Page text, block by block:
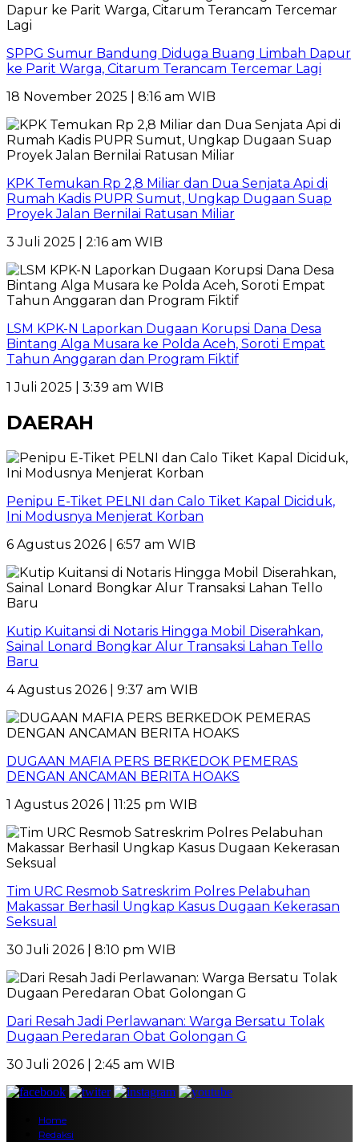
SPPG Sumur Bandung Diduga Buang Limbah Dapur
ke Parit Warga, Citarum Terancam Tercemar Lagi
18 November 2025 | 8:16 am WIB
KPK Temukan Rp 2,8 Miliar dan Dua Senjata Api di
Rumah Kadis PUPR Sumut, Ungkap Dugaan Suap
Proyek Jalan Bernilai Ratusan Miliar
3 Juli 2025 | 2:16 am WIB
LSM KPK-N Laporkan Dugaan Korupsi Dana Desa
Bintang Alga Musara ke Polda Aceh, Soroti Empat
Tahun Anggaran dan Program Fiktif
1 Juli 2025 | 3:39 am WIB
DAERAH
Penipu E-Tiket PELNI dan Calo Tiket Kapal Diciduk,
Ini Modusnya Menjerat Korban
6 Agustus 2026 | 6:57 am WIB
Kutip Kuitansi di Notaris Hingga Mobil Diserahkan,
Sainal Lonard Bongkar Alur Transaksi Lahan Tello
Baru
4 Agustus 2026 | 9:37 am WIB
DUGAAN MAFIA PERS BERKEDOK PEMERAS
DENGAN ANCAMAN BERITA HOAKS
1 Agustus 2026 | 11:25 pm WIB
Tim URC Resmob Satreskrim Polres Pelabuhan
Makassar Berhasil Ungkap Kasus Dugaan Kekerasan
Seksual
30 Juli 2026 | 8:10 pm WIB
Dari Resah Jadi Perlawanan: Warga Bersatu Tolak
Dugaan Peredaran Obat Golongan G
30 Juli 2026 | 2:45 am WIB
Home
Redaksi